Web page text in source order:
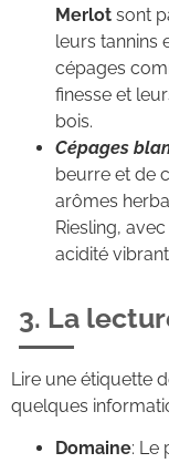
Merlot sont
leurs tannins
cépages
finesse et
bois.
Cépages
beurre et de
arômes
Riesling,
acidité
3. La
Lire une étiquette
quelques
Domaine: Le